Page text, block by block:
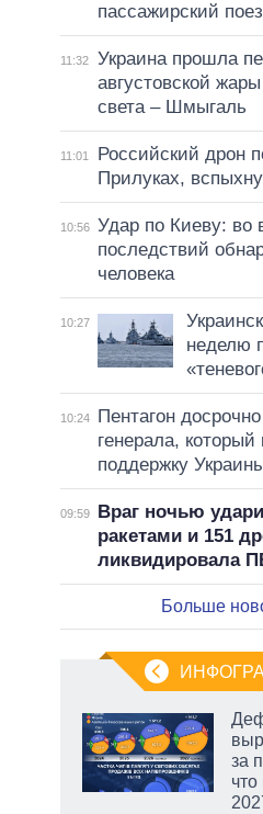
пассажирский
11:32
Украина прошла
августовской
света – Шмыгаль
11:01
Российский дрон
Прилуках,
10:56 Удар по Киеву: во
последствий
человека
10:27
неделю
10:24
Пентагон
генерала,
поддержку
09:59
Враг ночью
ракетами и 151
ликвидировала
Больше
за